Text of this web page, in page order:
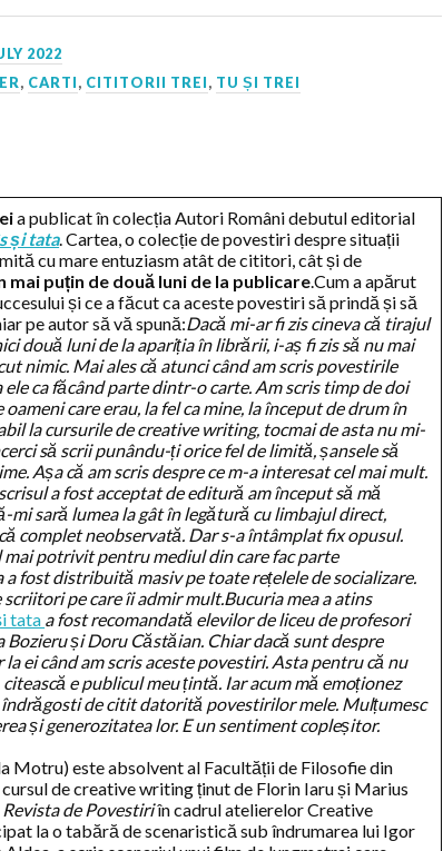
2022
, CARTI, CITITORII TREI, TU ȘI TREI
a publicat în colecția Autori Români debutul editorial
și tata. Cartea, o colecție de povestiri despre situații
cu mare entuziasm atât de cititori, cât și de
mai puțin de două luni de la publicare.Cum a apărut
și ce a făcut ca aceste povestiri să prindă și să
pe autor să vă spună:Dacă mi-ar fi zis cineva că tirajul
două luni de la apariția în librării, i-aș fi zis să nu mai
nimic. Mai ales că atunci când am scris povestirile
ca făcând parte dintr-o carte. Am scris timp de doi
care erau, la fel ca mine, la început de drum în
la cursurile de creative writing, tocmai de asta nu mi-
să scrii punându-ți orice fel de limită, șansele să
Așa că am scris despre ce m-a interesat cel mai mult.
a fost acceptat de editură am început să mă
mi sară lumea la gât în legătură cu limbajul direct,
complet neobservată. Dar s-a întâmplat fix opusul.
potrivit pentru mediul din care fac parte
a fost distribuită masiv pe toate rețelele de socializare.
pe care îi admir mult.Bucuria mea a atins
tata a fost recomandată elevilor de liceu de profesori
și Doru Căstăian. Chiar dacă sunt despre
ei când am scris aceste povestiri. Asta pentru că nu
e publicul meu țintă. Iar acum mă emoționez
îndrăgosti de citit datorită povestirilor mele. Mulțumesc
și generozitatea lor. E un sentiment copleșitor.
Motru) este absolvent al Facultății de Filosofie din
de creative writing ținut de Florin Iaru și Marius
Revista de Povestiriîn cadrul atelierelor Creative
la o tabără de scenaristică sub îndrumarea lui Igor